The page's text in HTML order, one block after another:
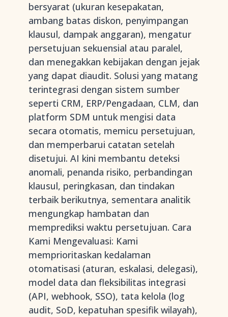
bersyarat (ukuran kesepakatan,
ambang batas diskon, penyimpangan
klausul, dampak anggaran), mengatur
persetujuan sekuensial atau paralel,
dan menegakkan kebijakan dengan jejak
yang dapat diaudit. Solusi yang matang
terintegrasi dengan sistem sumber
seperti CRM, ERP/Pengadaan, CLM, dan
platform SDM untuk mengisi data
secara otomatis, memicu persetujuan,
dan memperbarui catatan setelah
disetujui. AI kini membantu deteksi
anomali, penanda risiko, perbandingan
klausul, peringkasan, dan tindakan
terbaik berikutnya, sementara analitik
mengungkap hambatan dan
memprediksi waktu persetujuan. Cara
Kami Mengevaluasi: Kami
memprioritaskan kedalaman
otomatisasi (aturan, eskalasi, delegasi),
model data dan fleksibilitas integrasi
(API, webhook, SSO), tata kelola (log
audit, SoD, kepatuhan spesifik wilayah),